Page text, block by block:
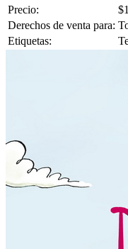
Precio:
Derechos de venta para:
Etiquetas: